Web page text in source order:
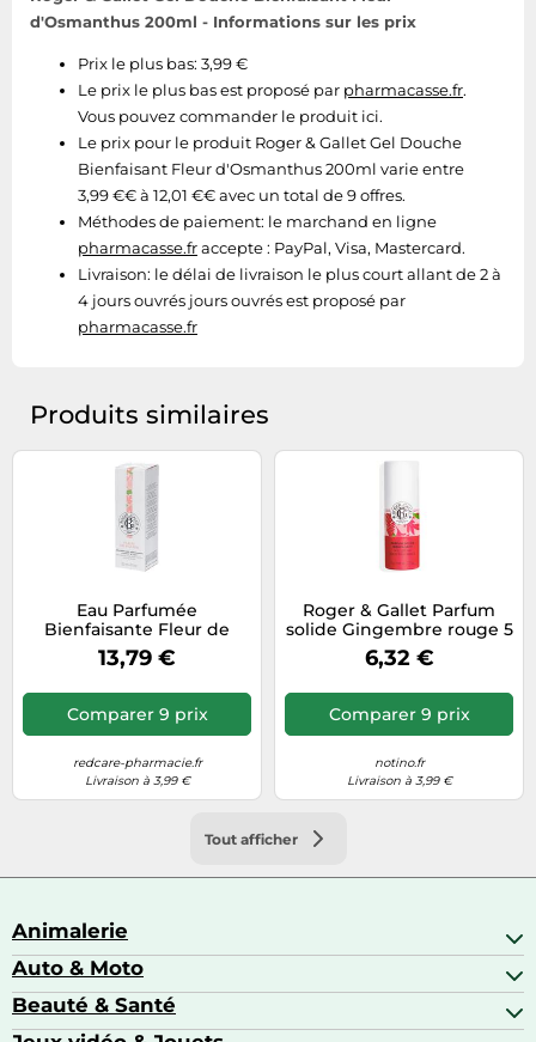
d'Osmanthus 200ml - Informations sur les prix
Prix le plus bas: 3,99 €
Le prix le plus bas est proposé par pharmacasse.fr.
Vous pouvez commander le produit ici.
Le prix pour le produit Roger & Gallet Gel Douche
Bienfaisant Fleur d'Osmanthus 200ml varie entre
3,99 €€ à 12,01 €€ avec un total de 9 offres.
Méthodes de paiement: le marchand en ligne
pharmacasse.fraccepte : PayPal, Visa, Mastercard.
Livraison: le délai de livraison le plus court allant de 2 à
4 jours ouvrés jours ouvrés est proposé par
pharmacasse.fr
Produits similaires
Eau Parfumée
Bienfaisante Fleur de
Figuier Roger Gallet -
Vapo 30ml
13,79 €
Comparer 9 prix
redcare-pharmacie.fr
Livraison à 3,99 €
Roger & Gallet Parfum
solide Gingembre rouge 5
g
6,32 €
Comparer 9 prix
notino.fr
Livraison à 3,99 €
Tout afficher
Animalerie
Abris pour animaux sauvages
Aquariophilie
Colliers GPS
Auto & Moto
Accessoires auto
Attelage & portage
Beauté & Santé